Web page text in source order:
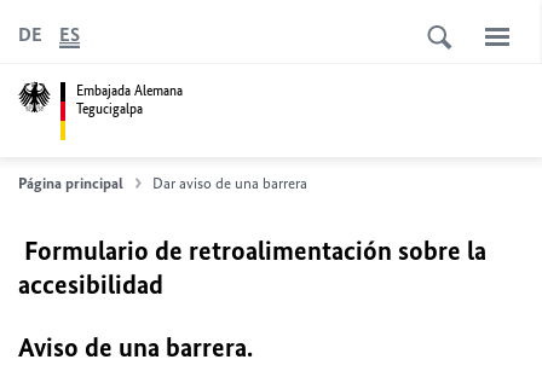
Embajada Alemana
Tegucigalpa
DE ES
Página principal Dar aviso de una barrera
Formulario de retroalimentación sobre la
accesibilidad
Aviso de una barrera.